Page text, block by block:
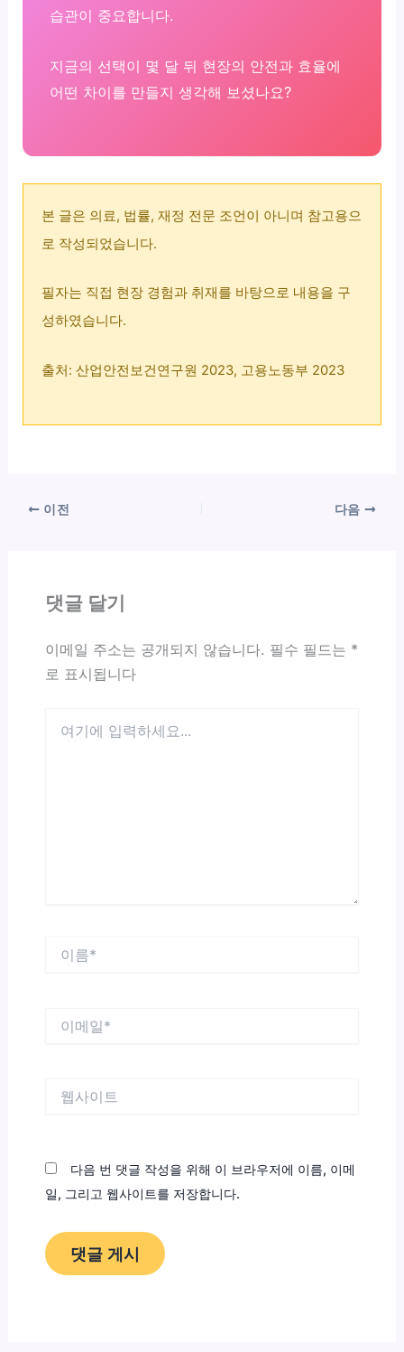
습관이 중요합니다.
지금의 선택이 몇 달 뒤 현장의 안전과 효율에
어떤 차이를 만들지 생각해 보셨나요?
본 글은 의료, 법률, 재정 전문 조언이 아니며 참고용으
로 작성되었습니다.
필자는 직접 현장 경험과 취재를 바탕으로 내용을 구
성하였습니다.
출처: 산업안전보건연구원 2023, 고용노동부 2023
이전 다음
댓글 달기
이메일 주소는 공개되지 않습니다. 필수 필드는 *
로 표시됩니다
다음 번 댓글 작성을 위해 이 브라우저에 이름, 이메
일, 그리고 웹사이트를 저장합니다.